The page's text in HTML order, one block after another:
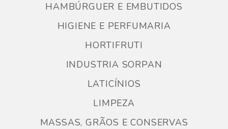
HAMBÚRGUER E EMBUTIDOS
HIGIENE E PERFUMARIA
HORTIFRUTI
INDUSTRIA SORPAN
LATICÍNIOS
LIMPEZA
MASSAS, GRÃOS E CONSERVAS